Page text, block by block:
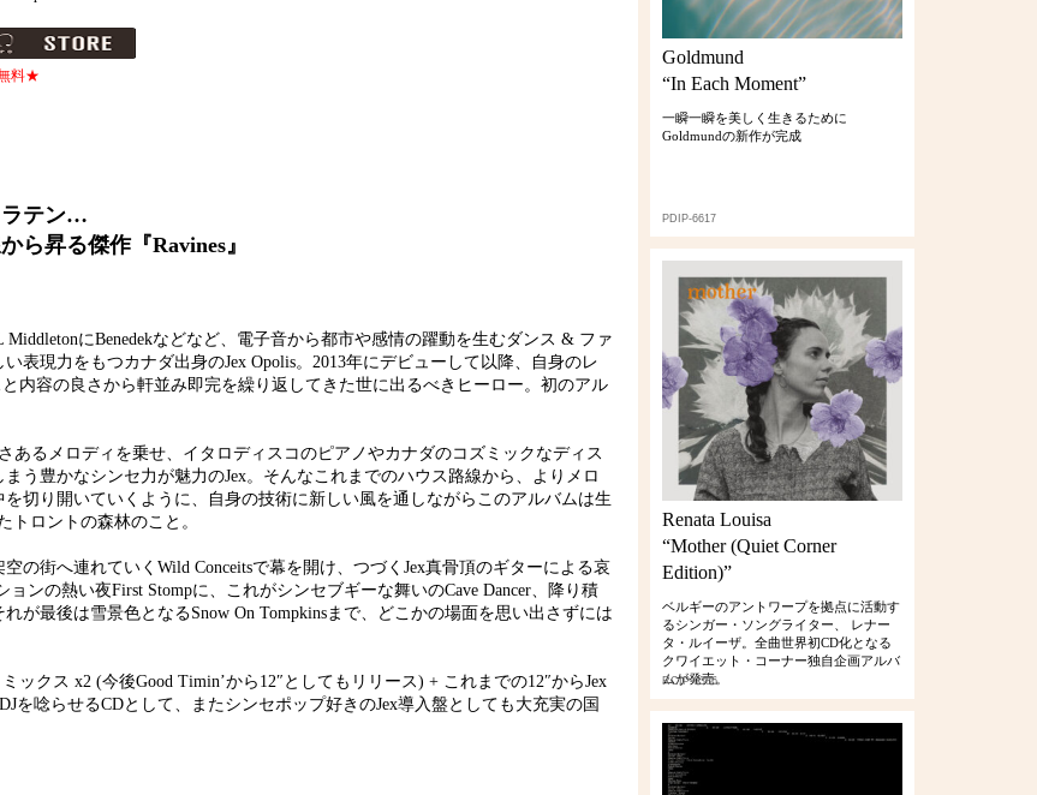
料★
ラテン…
ら昇る傑作『Ravines』
にBenedekなどなど、電子音から都市や感情の躍動を生むダンス & ファ
表現力をもつカナダ出身のJex Opolis。2013年にデビューして以降、自身のレ
内容の良さから軒並み即完を繰り返してきた世に出るべきヒーロー。初のアル
あるメロディを乗せ、イタロディスコのピアノやカナダのコズミックなディス
う豊かなシンセ力が魅力のJex。そんなこれまでのハウス路線から、よりメロ
切り開いていくように、自身の技術に新しい風を通しながらこのアルバムは生
トロントの森林のこと。
の街へ連れていくWild Conceitsで幕を開け、つづくJex真骨頂のギターによる哀
ンの熱い夜First Stompに、これがシンセブギーな舞いのCave Dancer、降り積
が最後は雪景色となるSnow On Tompkinsまで、どこかの場面を思い出さずには
ックス x2 (今後Good Timin’から12″としてもリリース) + これまでの12″からJex
を唸らせるCDとして、またシンセポップ好きのJex導入盤としても大充実の国
Goldmund
“In Each Moment”
一瞬一瞬を美しく生きるために
Goldmundの新作が完成
PDIP-6617
Renata Louisa
“Mother (Quiet Corner
Edition)”
ベルギーのアントワープを拠点に活動す
るシンガー・ソングライター、 レナー
タ・ルイーザ。全曲世界初CD化となる
クワイエット・コーナー独自企画アルバ
ムが発売。
RCIP-0386